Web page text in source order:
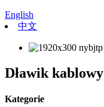
English
中文
Dławik kablowy
Kategorie